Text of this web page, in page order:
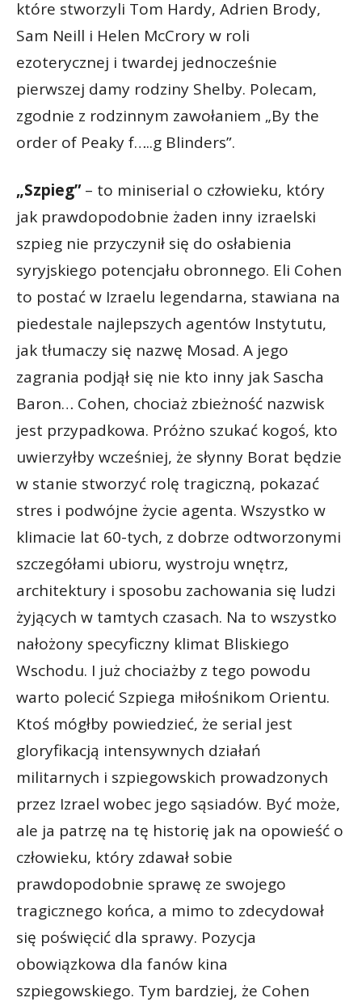
które stworzyli Tom Hardy, Adrien Brody,
Sam Neill i Helen McCrory w roli
ezoterycznej i twardej jednocześnie
pierwszej damy rodziny Shelby. Polecam,
zgodnie z rodzinnym zawołaniem „By the
order of Peaky f…..g Blinders”.
„Szpieg”­– to miniserial o człowieku, który
jak prawdopodobnie żaden inny izraelski
szpieg nie przyczynił się do osłabienia
syryjskiego potencjału obronnego. Eli Cohen
to postać w Izraelu legendarna, stawiana na
piedestale najlepszych agentów Instytutu,
jak tłumaczy się nazwę Mosad. A jego
zagrania podjął się nie kto inny jak Sascha
Baron… Cohen, chociaż zbieżność nazwisk
jest przypadkowa. Próżno szukać kogoś, kto
uwierzyłby wcześniej, że słynny Borat będzie
w stanie stworzyć rolę tragiczną, pokazać
stres i podwójne życie agenta. Wszystko w
klimacie lat 60-tych, z dobrze odtworzonymi
szczegółami ubioru, wystroju wnętrz,
architektury i sposobu zachowania się ludzi
żyjących w tamtych czasach. Na to wszystko
nałożony specyficzny klimat Bliskiego
Wschodu. I już chociażby z tego powodu
warto polecić Szpiega miłośnikom Orientu.
Ktoś mógłby powiedzieć, że serial jest
gloryfikacją intensywnych działań
militarnych i szpiegowskich prowadzonych
przez Izrael wobec jego sąsiadów. Być może,
ale ja patrzę na tę historię jak na opowieść o
człowieku, który zdawał sobie
prawdopodobnie sprawę ze swojego
tragicznego końca, a mimo to zdecydował
się poświęcić dla sprawy. Pozycja
obowiązkowa dla fanów kina
szpiegowskiego. Tym bardziej, że Cohen